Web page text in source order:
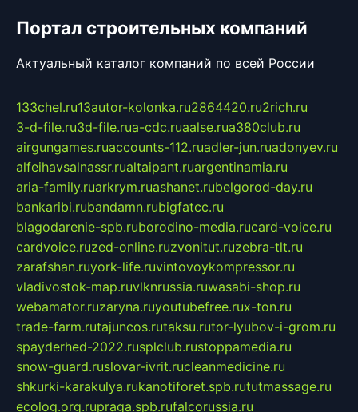
Портал строительных компаний
Актуальный каталог компаний по всей России
133chel.ru13autor-kolonka.ru2864420.ru2rich.ru
3-d-file.ru3d-file.rua-cdc.ruaalse.rua380club.ru
airgungames.ruaccounts-112.ruadler-jun.ruadonyev.ru
alfeihavsalnassr.rualtaipant.ruargentinamia.ru
aria-family.ruarkrym.ruashanet.rubelgorod-day.ru
bankaribi.rubandamn.rubigfatcc.ru
blagodarenie-spb.ruborodino-media.rucard-voice.ru
cardvoice.ruzed-online.ruzvonitut.ruzebra-tlt.ru
zarafshan.ruyork-life.ruvintovoykompressor.ru
vladivostok-map.ruvlknrussia.ruwasabi-shop.ru
webamator.ruzaryna.ruyoutubefree.rux-ton.ru
trade-farm.rutajuncos.rutaksu.rutor-lyubov-i-grom.ru
spayderhed-2022.rusplclub.rustoppamedia.ru
snow-guard.ruslovar-ivrit.rucleanmedicine.ru
shkurki-karakulya.rukanotiforet.spb.rututmassage.ru
ecolog.org.rupraga.spb.rufalcorussia.ru